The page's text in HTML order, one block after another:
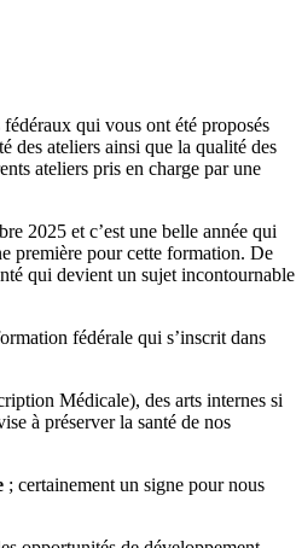
qui vous ont été proposés
des ateliers ainsi que la qualité des
ateliers pris en charge par une
2025 et c’est une belle année qui
première pour cette formation. De
qui devient un sujet incontournable
fédérale qui s’inscrit dans
Médicale), des arts internes si
à préserver la santé de nos
; certainement un signe pour nous